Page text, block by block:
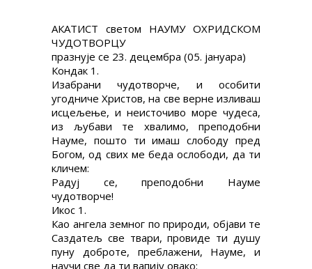
АКАТИСТ светом НАУМУ ОХРИДСКОМ
ЧУДОТВОРЦУ
празнује се 23. децембра (05. јануара)
Кондак 1.
Изабрани чудотворче, и особити
угодниче Христов, на све верне изливаш
исцељење, и неисточиво море чудеса,
из љубави те хвалимо, преподобни
Науме, пошто ти имаш слободу пред
Богом, од свих ме беда ослободи, да ти
кличем:
Радуј се, преподобни Науме
чудотворче!
Икос 1.
Као ангела земног по природи, објави те
Саздатељ све твари, провиде ти душу
пуну доброте, преблажени, Науме, и
научи све да ти вапију овако: